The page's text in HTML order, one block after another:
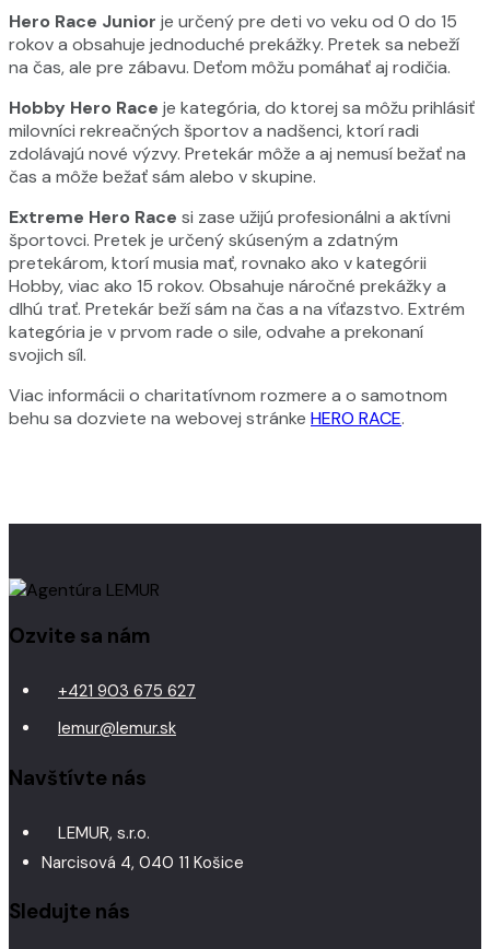
Hero Race Junior je určený pre deti vo veku od 0 do 15
rokov a obsahuje jednoduché prekážky. Pretek sa nebeží
na čas, ale pre zábavu. Deťom môžu pomáhať aj rodičia.
Hobby Hero Race je kategória, do ktorej sa môžu prihlásiť
milovníci rekreačných športov a nadšenci, ktorí radi
zdolávajú nové výzvy. Pretekár môže a aj nemusí bežať na
čas a môže bežať sám alebo v skupine.
Extreme Hero Race si zase užijú profesionálni a aktívni
športovci. Pretek je určený skúseným a zdatným
pretekárom, ktorí musia mať, rovnako ako v kategórii
Hobby, viac ako 15 rokov. Obsahuje náročné prekážky a
dlhú trať. Pretekár beží sám na čas a na víťazstvo. Extrém
kategória je v prvom rade o sile, odvahe a prekonaní
svojich síl.
Viac informácii o charitatívnom rozmere a o samotnom
behu sa dozviete na webovej stránke HERO RACE.
Ozvite sa nám
+421 903 675 627
lemur@lemur.sk
Navštívte nás
LEMUR, s.r.o.
Narcisová 4, 040 11 Košice
Sledujte nás